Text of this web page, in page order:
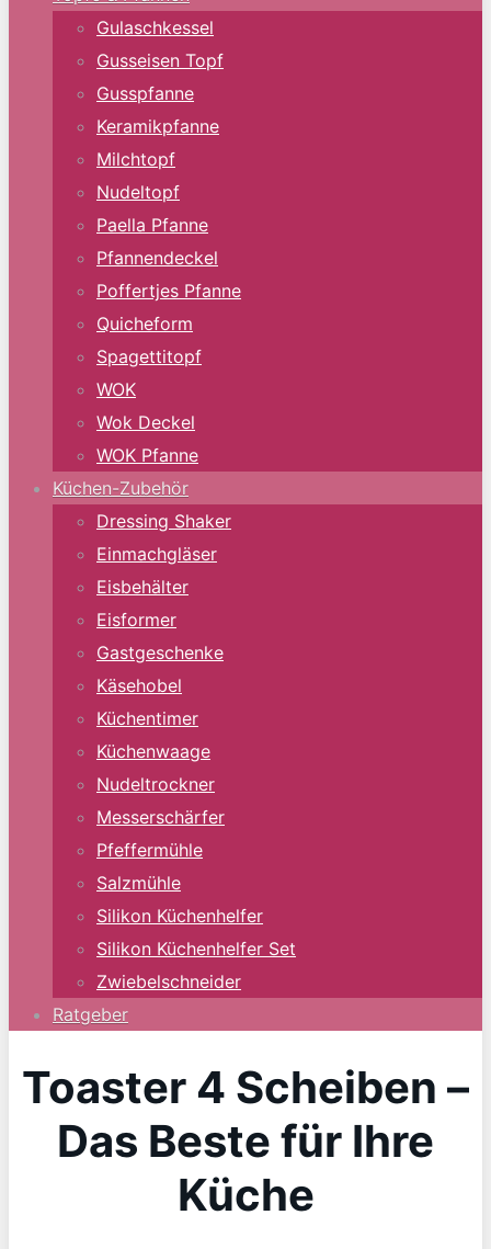
Gulaschkessel
Gusseisen Topf
Gusspfanne
Keramikpfanne
Milchtopf
Nudeltopf
Paella Pfanne
Pfannendeckel
Poffertjes Pfanne
Quicheform
Spagettitopf
WOK
Wok Deckel
WOK Pfanne
Küchen-Zubehör
Dressing Shaker
Einmachgläser
Eisbehälter
Eisformer
Gastgeschenke
Käsehobel
Küchentimer
Küchenwaage
Nudeltrockner
Messerschärfer
Pfeffermühle
Salzmühle
Silikon Küchenhelfer
Silikon Küchenhelfer Set
Zwiebelschneider
Ratgeber
Toaster 4 Scheiben –
Das Beste für Ihre
Küche